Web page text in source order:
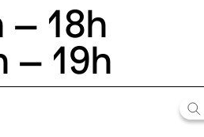
– 18h
– 19h